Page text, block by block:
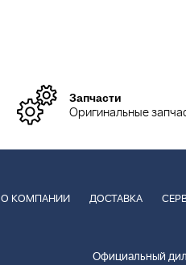
Запчасти
Оригинальные
О КОМПАНИИ ДОСТАВКА
Официальный